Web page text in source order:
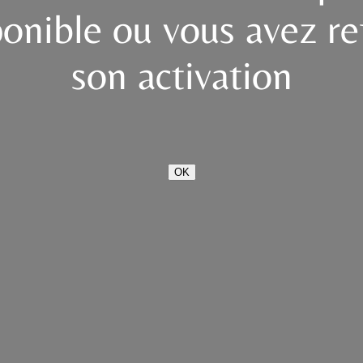
ou vous avez
son activation
OK